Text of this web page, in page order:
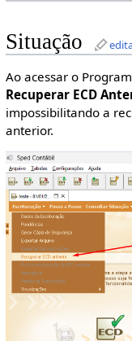
Situação
Ao acessar o
Recuperar ECD
impossibilitando a
anterior.